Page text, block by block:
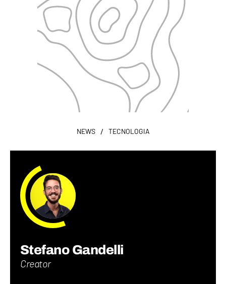
NEWS / TECNOLOGIA
Stefano Gandelli
Creator